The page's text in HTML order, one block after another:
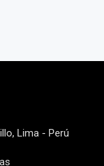
Lima - Perú